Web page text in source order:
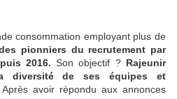
consommation employant plus de
pionniers du recrutement par
2016. Son objectif ? Rajeunir
diversité de ses équipes et
Après avoir répondu aux annonces